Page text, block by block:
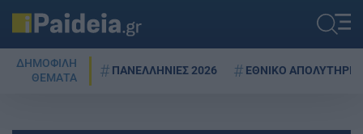
ΔΗΜΟΦΙΛΗ
ΘΕΜΑΤΑ
ΠΑΝΕΛΛΗΝΙΕΣ 2026 ΕΘΝΙΚΟ ΑΠΟΛΥΤΗΡΙΟ